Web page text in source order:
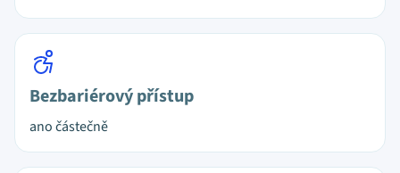
Bezbariérový přístup
ano částečně